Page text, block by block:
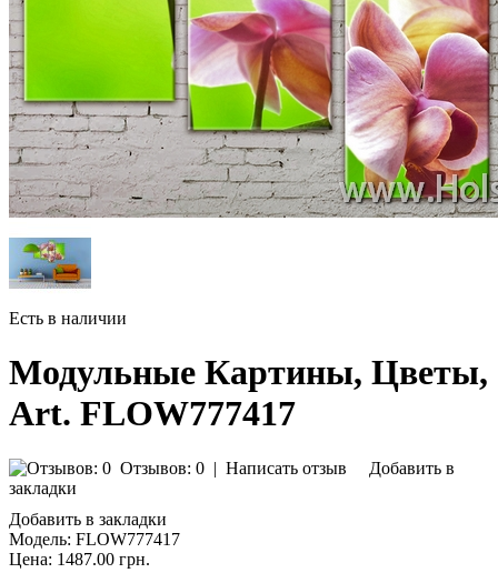
Есть в наличии
Модульные Картины, Цветы,
Art. FLOW777417
Отзывов: 0 | Написать отзыв
Добавить в
закладки
Добавить в закладки
Модель: FLOW777417
Цена: 1487.00 грн.